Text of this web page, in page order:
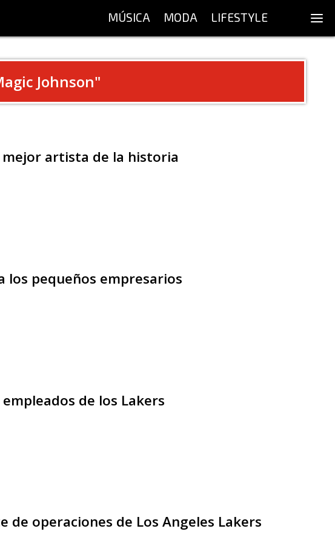
MÚSICA MODA LIFESTYLE
Johnson"
mejor artista de la historia
los pequeños empresarios
de los Lakers
operaciones de Los Angeles Lakers